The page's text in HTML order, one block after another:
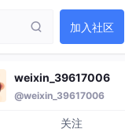
加入社区
weixin_39617006
@weixin_39617006
关注